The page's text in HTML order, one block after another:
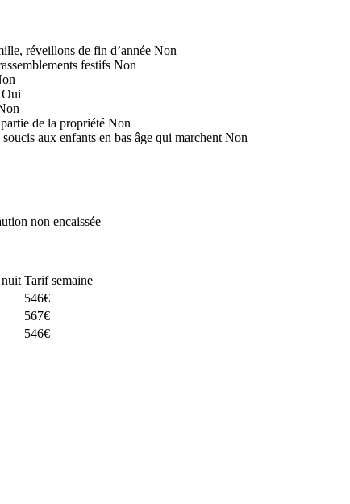
réveillons de fin d’année Non
festifs Non
Oui
de la propriété Non
aux enfants en bas âge qui marchent Non
non encaissée
Tarif semaine
546€
567€
546€